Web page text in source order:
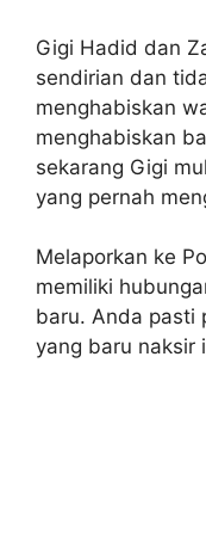
Gigi Hadid dan
sendirian dan
menghabiskan
menghabiskan
sekarang Gigi
yang pernah
Melaporkan ke
memiliki
baru. Anda pasti
yang baru naksir